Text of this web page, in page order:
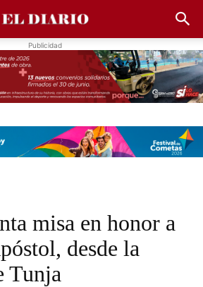
Publicidad
misa en honor a
desde la
Tunja